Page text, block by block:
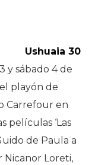
Ushuaia 30
y sábado 4 de
playón de
Carrefour en
películas ‘Las
de Paula a
Nicanor Loreti,